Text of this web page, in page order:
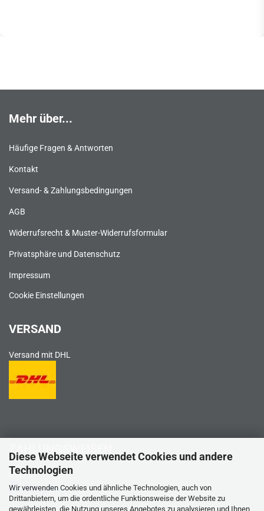
Diese Webseite verwendet Cookies und andere
Technologien
Wir verwenden Cookies und ähnliche Technologien, auch von
Drittanbietern, um die ordentliche Funktionsweise der Website zu
gewährleisten, die Nutzung unseres Angebotes zu analysieren und Ihnen
Mehr über...
Häufige Fragen & Antworten
Kontakt
Versand- & Zahlungsbedingungen
AGB
Widerrufsrecht & Muster-Widerrufsformular
Privatsphäre und Datenschutz
Impressum
Cookie Einstellungen
VERSAND
Versand mit DHL
ZAHLUNGSWEISEN
PayPal